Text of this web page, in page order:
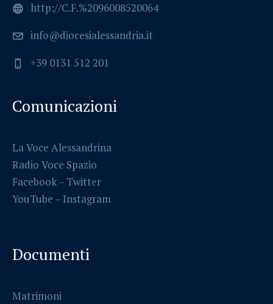
http://C.F.%2096008520064
info@diocesialessandria.it
+39 0131 512 201
Comunicazioni
La Voce Alessandrina
Radio Voce Spazio
Facebook– Twitter
YouTube – Instagram
Documenti
Matrimoni